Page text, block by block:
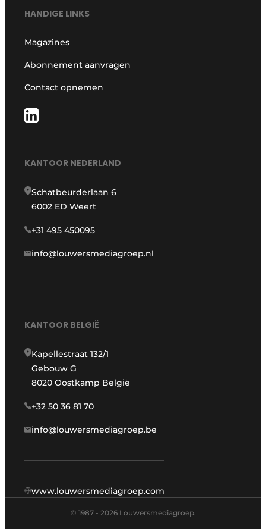
HANDIGE LINKS
Magazines
Abonnement aanvragen
Contact opnemen
KANTOOR NEDERLAND
Schatbeurderlaan 6
6002 ED Weert
+31 495 450095
info@louwersmediagroep.nl
KANTOOR BELGIË
Kapellestraat 132/1
Gebouw G
8020 Oostkamp België
+32 50 36 81 70
info@louwersmediagroep.be
www.louwersmediagroep.com
© 1987 - 2026 Louwersmediagroep.